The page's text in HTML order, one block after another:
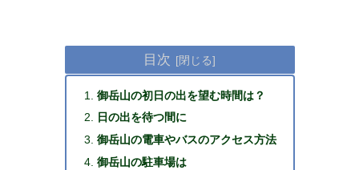
目次
御岳山の初日の出を望む時間は？
日の出を待つ間に
御岳山の電車やバスのアクセス方法
御岳山の駐車場は